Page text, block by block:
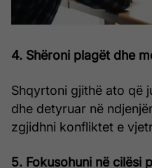
4. Shëroni plagët dhe
Shqyrtoni gjithë ato që
dhe detyruar në
zgjidhni konfliktet e
5. Fokusohuni në cilësi